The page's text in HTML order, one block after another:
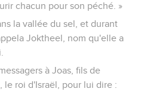
chacun pour son péché. »
la vallée du sel, et durant
Joktheel, nom qu'elle a
à Joas, fils de
roi d'Israël, pour lui dire :